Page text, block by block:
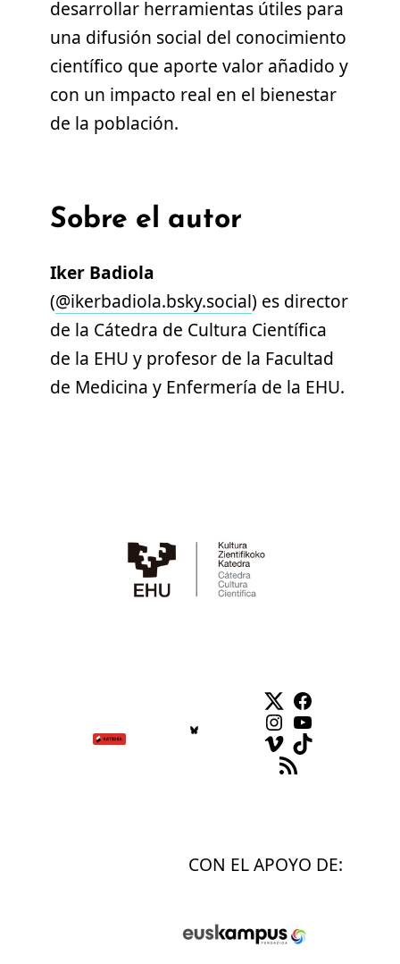
desarrollar herramientas útiles para
una difusión social del conocimiento
científico que aporte valor añadido y
con un impacto real en el bienestar
de la población.
Sobre el autor
Iker Badiola
(@ikerbadiola.bsky.social) es director
de la Cátedra de Cultura Científica
de la EHU y profesor de la Facultad
de Medicina y Enfermería de la EHU.
TwitterFacebook
Instagram
YouTube
VimeoTikTok
Feed RSS
CON EL APOYO DE: